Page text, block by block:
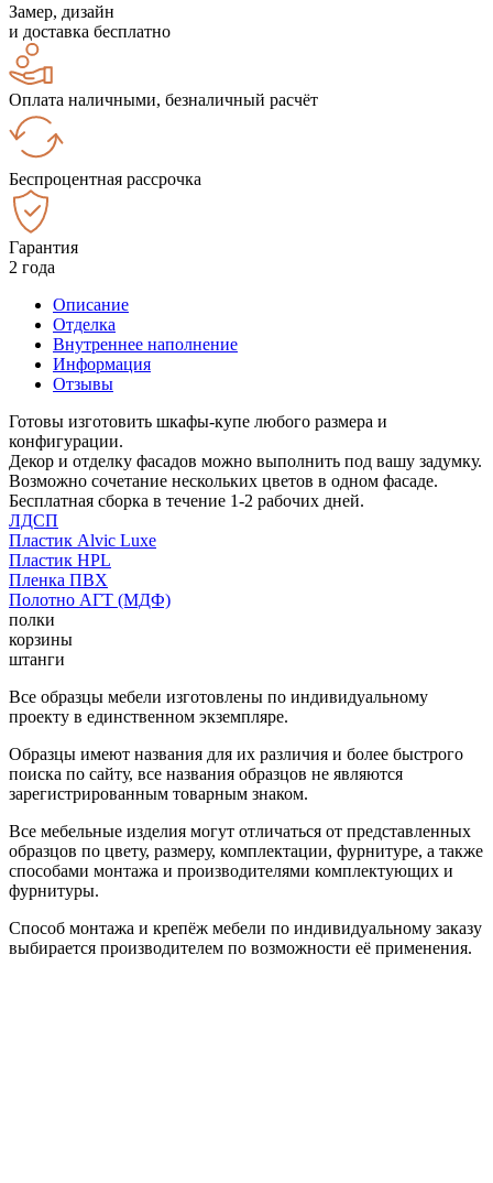
Замер, дизайн
и доставка бесплатно
Оплата наличными, безналичный расчёт
Беспроцентная рассрочка
Гарантия
2 года
Описание
Отделка
Внутреннее наполнение
Информация
Отзывы
Готовы изготовить шкафы-купе любого размера и
конфигурации.
Декор и отделку фасадов можно выполнить под вашу задумку.
Возможно сочетание нескольких цветов в одном фасаде.
Бесплатная сборка в течение 1-2 рабочих дней.
ЛДСП
Пластик Alvic Luxe
Пластик HPL
Пленка ПВХ
Полотно АГТ (МДФ)
полки
корзины
штанги
Все образцы мебели изготовлены по индивидуальному
проекту в единственном экземпляре.
Образцы имеют названия для их различия и более быстрого
поиска по сайту, все названия образцов не являются
зарегистрированным товарным знаком.
Все мебельные изделия могут отличаться от представленных
образцов по цвету, размеру, комплектации, фурнитуре, а также
способами монтажа и производителями комплектующих и
фурнитуры.
Способ монтажа и крепёж мебели по индивидуальному заказу
выбирается производителем по возможности её применения.